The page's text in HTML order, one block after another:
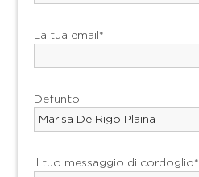
La tua email*
Defunto
Il tuo messaggio di cordoglio*